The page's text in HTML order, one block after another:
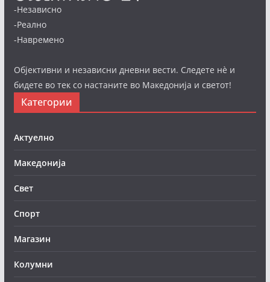
-Независно
-Реално
-Навремено
Објективни и независни дневни вести. Следете нè и
бидете во тек со настаните во Македонија и светот!
Категории
Актуелно
Македонија
Свет
Спорт
Магазин
Колумни